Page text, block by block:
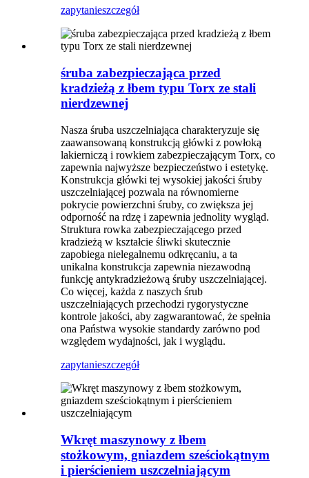
zapytanieszczegół
śruba zabezpieczająca przed
kradzieżą z łbem typu Torx ze stali
nierdzewnej
Nasza śruba uszczelniająca charakteryzuje się
zaawansowaną konstrukcją główki z powłoką
lakierniczą i rowkiem zabezpieczającym Torx, co
zapewnia najwyższe bezpieczeństwo i estetykę.
Konstrukcja główki tej wysokiej jakości śruby
uszczelniającej pozwala na równomierne
pokrycie powierzchni śruby, co zwiększa jej
odporność na rdzę i zapewnia jednolity wygląd.
Struktura rowka zabezpieczającego przed
kradzieżą w kształcie śliwki skutecznie
zapobiega nielegalnemu odkręcaniu, a ta
unikalna konstrukcja zapewnia niezawodną
funkcję antykradzieżową śruby uszczelniającej.
Co więcej, każda z naszych śrub
uszczelniających przechodzi rygorystyczne
kontrole jakości, aby zagwarantować, że spełnia
ona Państwa wysokie standardy zarówno pod
względem wydajności, jak i wyglądu.
zapytanieszczegół
Wkręt maszynowy z łbem
stożkowym, gniazdem sześciokątnym
i pierścieniem uszczelniającym